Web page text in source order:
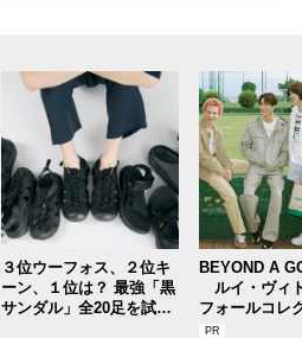
３位ウーフォス、２位キ
ーン、１位は？ 最強「黒
サンダル」全20足を試着
BEYOND A
ルイ・ヴィ
フォールコレ
描くプレッピ